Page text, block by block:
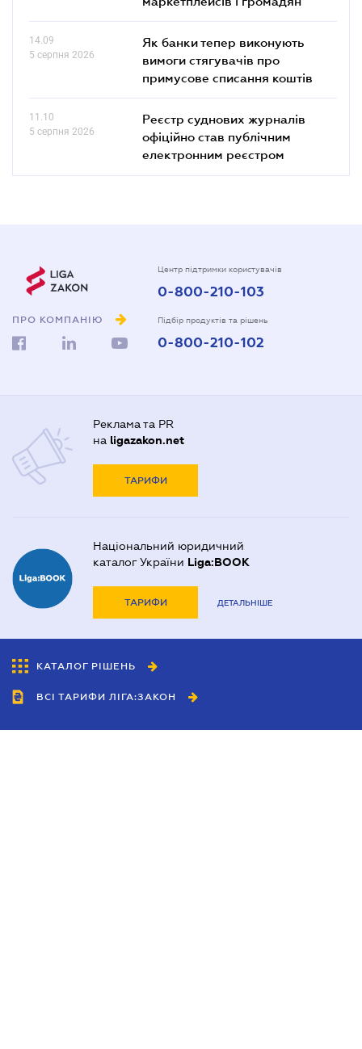
14.09
5 серпня 2026
Як банки тепер виконують
вимоги стягувачів про
примусове списання коштів
11.10
5 серпня 2026
Реєстр суднових журналів
офіційно став публічним
електронним реєстром
ПРО КОМПАНІЮ
Центр підтримки користувачів
0-800-210-103
Підбір продуктів та рішень
0-800-210-102
Реклама та PR
на ligazakon.net
ТАРИФИ
Національний юридичний
каталог України Liga:BOOK
ТАРИФИ ДЕТАЛЬНІШЕ
КАТАЛОГ РІШЕНЬ
ВСІ ТАРИФИ ЛІГА:ЗАКОН